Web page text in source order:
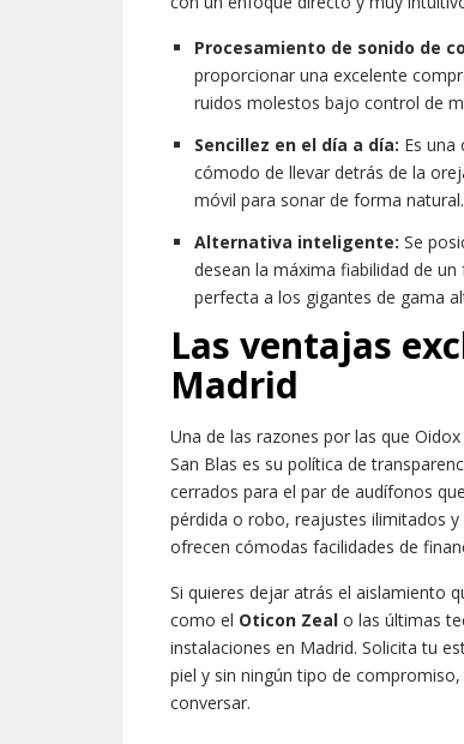
Procesamiento de sonido de
proporcionar una excelente
ruidos molestos bajo control de
Sencillez en el día a día: Es una
cómodo de llevar detrás de la
móvil para sonar de forma natural.
Alternativa inteligente: Se
desean la máxima fiabilidad de
perfecta a los gigantes de gama
Las ventajas
Madrid
Una de las razones por las que
San Blas es su política de
cerrados para el par de audífonos
pérdida o robo, reajustes ilimitados y
ofrecen cómodas facilidades de
Si quieres dejar atrás el aislamiento
como el Oticon Zeal o las últimas
instalaciones en Madrid. Solicita tu
piel y sin ningún tipo de
conversar.